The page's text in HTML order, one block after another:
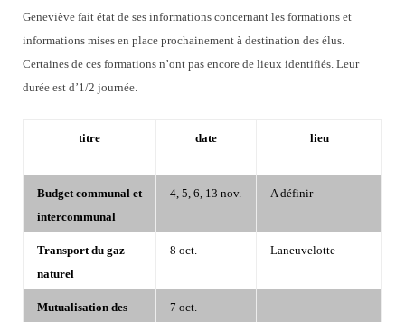
Geneviève fait état de ses informations concernant les formations et
informations mises en place prochainement à destination des élus.
Certaines de ces formations n’ont pas encore de lieux identifiés. Leur
durée est d’1/2 journée.
titre date lieu
Budget communal et
intercommunal
4, 5, 6, 13 nov. A définir
Transport du gaz
naturel
8 oct. Laneuvelotte
Mutualisation des
7 oct.